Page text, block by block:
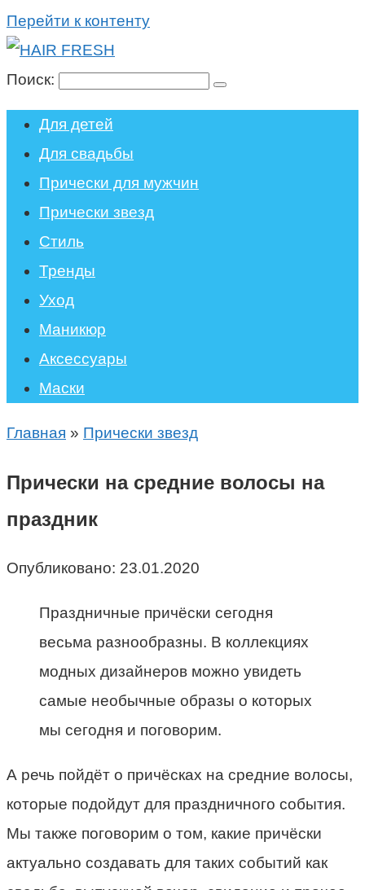
Перейти к контенту
Поиск:
Для детей
Для свадьбы
Прически для мужчин
Прически звезд
Стиль
Тренды
Уход
Маникюр
Аксессуары
Маски
Главная » Прически звезд
Прически на средние волосы на
праздник
Опубликовано: 23.01.2020
Праздничные причёски сегодня
весьма разнообразны. В коллекциях
модных дизайнеров можно увидеть
самые необычные образы о которых
мы сегодня и поговорим.
А речь пойдёт о причёсках на средние волосы,
которые подойдут для праздничного события.
Мы также поговорим о том, какие причёски
актуально создавать для таких событий как